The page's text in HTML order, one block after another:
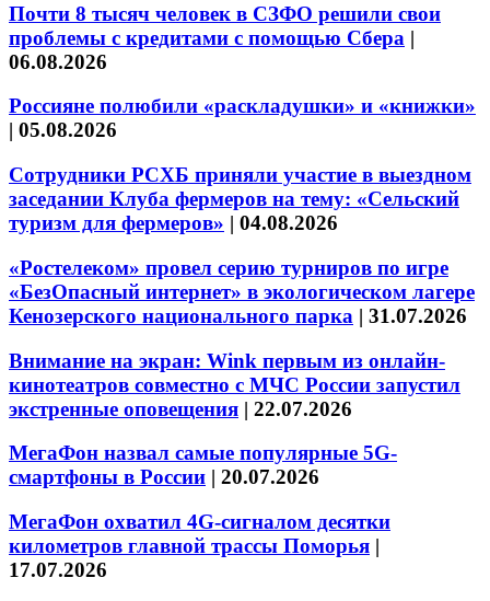
Почти 8 тысяч человек в СЗФО решили свои
проблемы с кредитами с помощью Сбера |
06.08.2026
Россияне полюбили «раскладушки» и «книжки»
| 05.08.2026
Сотрудники РСХБ приняли участие в выездном
заседании Клуба фермеров на тему: «Сельский
туризм для фермеров» | 04.08.2026
«Ростелеком» провел серию турниров по игре
«БезОпасный интернет» в экологическом лагере
Кенозерского национального парка | 31.07.2026
Внимание на экран: Wink первым из онлайн-
кинотеатров совместно с МЧС России запустил
экстренные оповещения | 22.07.2026
МегаФон назвал самые популярные 5G-
смартфоны в России | 20.07.2026
МегаФон охватил 4G-сигналом десятки
километров главной трассы Поморья |
17.07.2026